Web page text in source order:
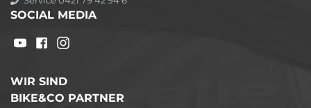
SOCIAL MEDIA
WIR SIND
BIKE&CO PARTNER